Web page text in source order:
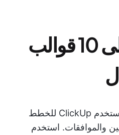
نظرة عامة على 10 قوالب
اختر بناءً على ما يبدأ أولاً. استخدم ClickUp للخطط
والموافقات. استخدم